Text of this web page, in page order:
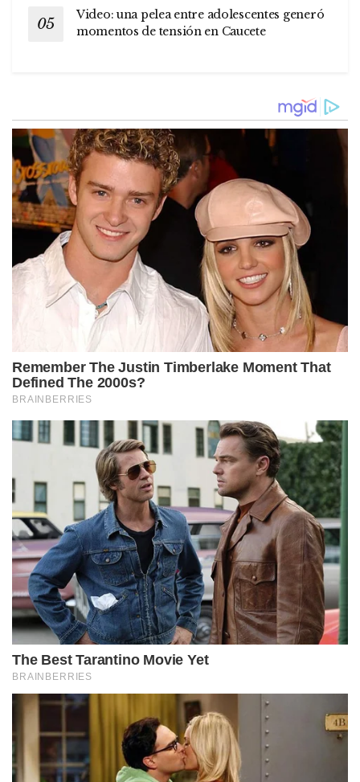
Video: una pelea entre adolescentes generó
momentos de tensión en Caucete